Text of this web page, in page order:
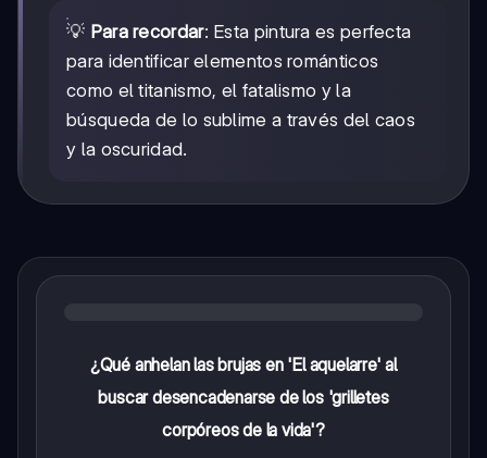
💡 Para recordar: Esta pintura es perfecta
para identificar elementos románticos
como el titanismo, el fatalismo y la
búsqueda de lo sublime a través del caos
y la oscuridad.
¿Qué anhelan las brujas en 'El aquelarre' al
buscar desencadenarse de los 'grilletes
corpóreos de la vida'?